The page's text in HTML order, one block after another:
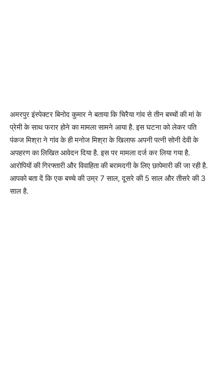
अमरपुर इंस्पेक्टर बिनोद कुमार ने बताया कि चिरैया गांव से तीन बच्चों की मां के
प्रेमी के साथ फरार होने का मामला सामने आया है. इस घटना को लेकर पति
पंकज मिश्रा ने गांव के ही मनोज मिश्रा के खिलाफ अपनी पत्नी सोनी देवी के
अपहरण का लिखित आवेदन दिया है. इस पर मामला दर्ज कर लिया गया है.
आरोपियों की गिरफ्तारी और विवाहिता की बरामदगी के लिए छापेमारी की जा रही है.
आपको बता दें कि एक बच्चे की उम्र 7 साल, दूसरे की 5 साल और तीसरे की 3
साल है.